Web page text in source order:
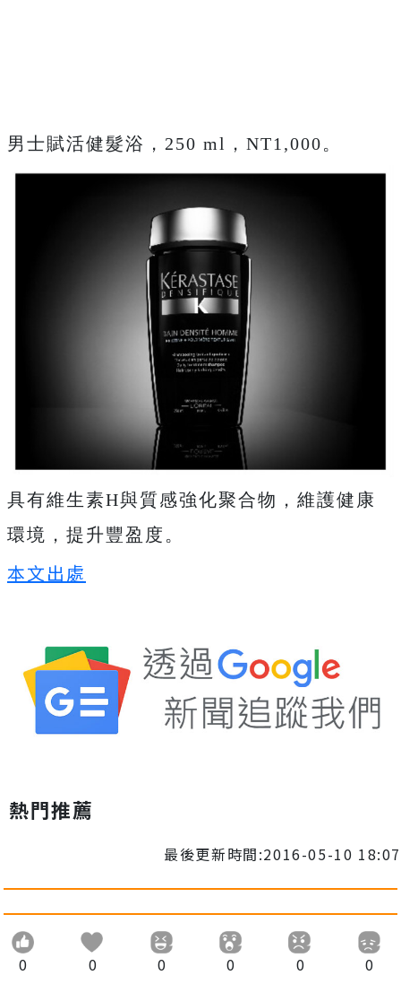
男士賦活健髮浴，250 ml，NT1,000。
具有維生素H與質感強化聚合物，維護健康
環境，提升豐盈度。
本文出處
熱門推薦
最後更新時間:2016-05-10 18:07
0 0 0 0 0 0